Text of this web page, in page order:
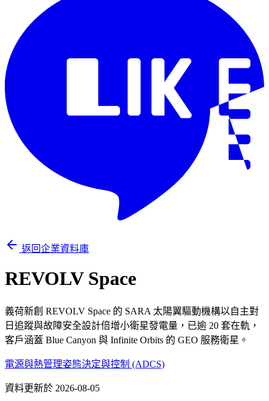
返回企業資料庫
REVOLV Space
義荷新創 REVOLV Space 的 SARA 太陽翼驅動機構以自主對
日追蹤與故障安全設計倍增小衛星發電量，已逾 20 套在軌，
客戶涵蓋 Blue Canyon 與 Infinite Orbits 的 GEO 服務衛星。
電源與熱管理姿態決定與控制 (ADCS)
資料更新於 2026-08-05